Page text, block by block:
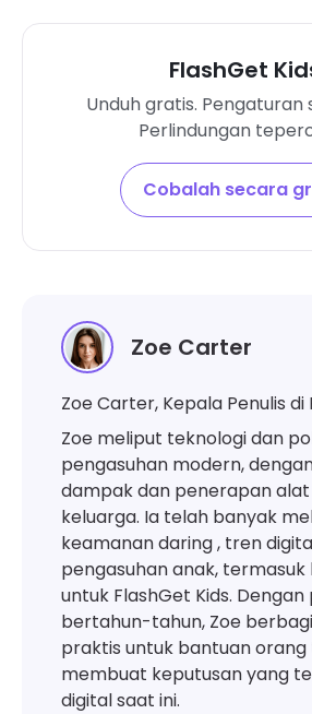
FlashGet
Unduh gratis. Pengaturan
Perlindungan
Cobalah secara
Zoe Carter
Zoe Carter, Kepala Penulis di
Zoe meliput teknologi dan
pengasuhan modern,
dampak dan penerapan
keluarga. Ia telah banyak
keamanan daring , tren
pengasuhan anak,
untuk FlashGet Kids.
bertahun-tahun, Zoe
praktis untuk bantuan orang
membuat keputusan yang
digital saat ini.